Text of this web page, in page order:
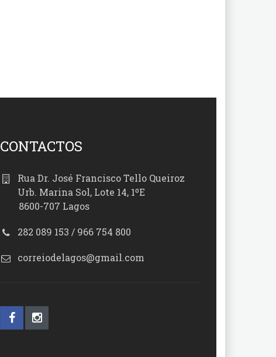
CONTACTOS
Rua Dr. José Francisco Tello Queiroz
Urb. Marina Sol, Lote 14, 1ºE
8600-707 Lagos
282 089 153 / 966 754 800
correiodelagos@gmail.com